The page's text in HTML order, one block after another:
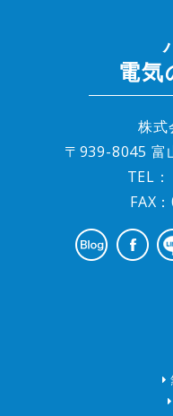
電気
株式
〒939-8045 富
TEL：
FAX